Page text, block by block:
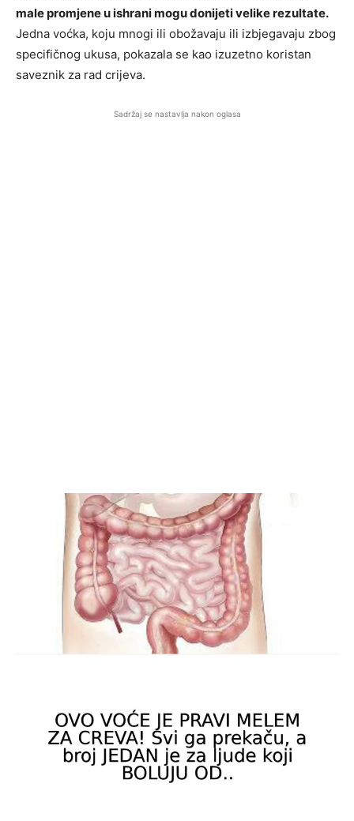
male promjene u ishrani mogu donijeti velike rezultate.
Jedna voćka, koju mnogi ili obožavaju ili izbjegavaju zbog
specifičnog ukusa, pokazala se kao izuzetno koristan
saveznik za rad crijeva.
Sadržaj se nastavlja nakon oglasa